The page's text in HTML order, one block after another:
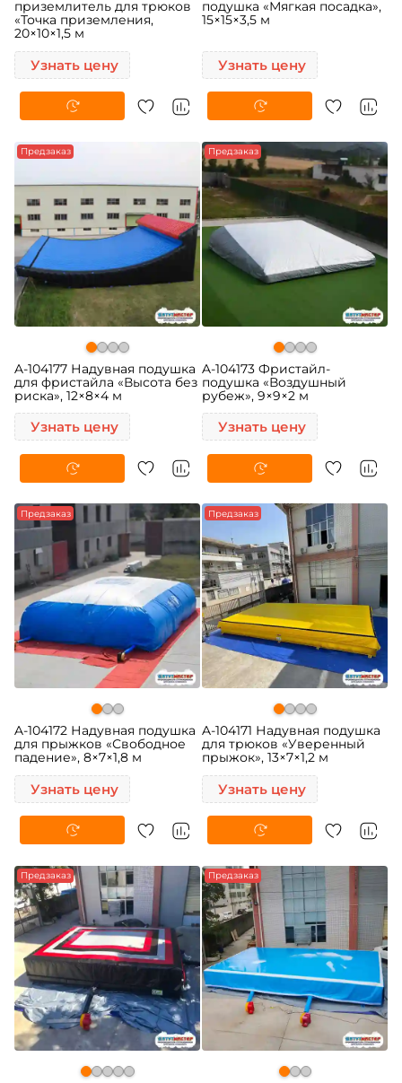
приземлитель для трюков
«Точка приземления,
20×10×1,5 м
Узнать цену
подушка «Мягкая посадка»,
15×15×3,5 м
Узнать цену
Предзаказ
A-104177 Надувная подушка
для фристайла «Высота без
риска», 12×8×4 м
Узнать цену
Предзаказ
A-104173 Фристайл-
подушка «Воздушный
рубеж», 9×9×2 м
Узнать цену
Предзаказ
A-104172 Надувная подушка
для прыжков «Свободное
падение», 8×7×1,8 м
Узнать цену
Предзаказ
A-104171 Надувная подушка
для трюков «Уверенный
прыжок», 13×7×1,2 м
Узнать цену
Предзаказ Предзаказ